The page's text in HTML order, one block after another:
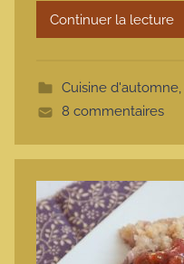
Continuer la lecture
Cuisine d'automne,
8 commentaires